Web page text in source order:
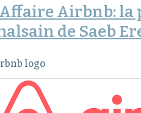
Airbnb: la
de Saeb
logo